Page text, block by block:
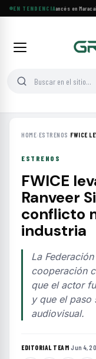
EN TENDENCIA
Festival de Cine Francés en
HOME›ESTRENOS ›FWICE
ESTRENOS
FWICE
Ranveer
conflicto
industria
La
cooperación
que el actor
y que el paso
audiovisual.
EDITORIAL TEAM·Jun 4,